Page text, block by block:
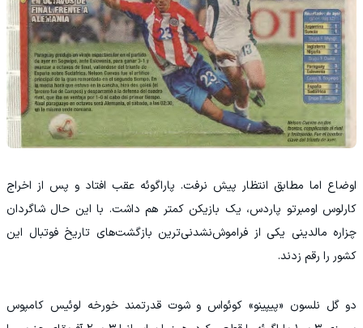
اوضاع اما مطابق انتظار پیش نرفت. پاراگوئه عقب افتاد و پس از اخراج
کارلوس اومبرتو پاردس، یک بازیکن کمتر هم داشت. با این حال شاگردان
چزاره مالدینی یکی از فراموش‌نشدنی‌ترین بازگشت‌های تاریخ فوتبال این
کشور را رقم زدند.
دو گل نلسون «پیپینو» کوئواس و شوت قدرتمند خورخه لوئیس کامپوس